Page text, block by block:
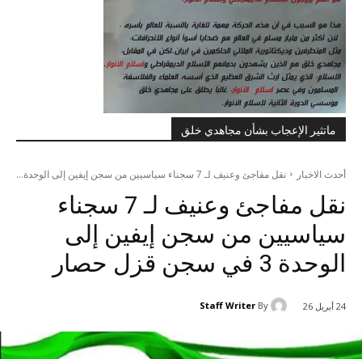
ماتثير الإعجاب بشأن مجاهدي خلق
أحدث الاخبار نقل مفاجئ وعنيف لـ 7 سجناء سياسيين من سجن إيفين إلى الوحدة...
نقل مفاجئ وعنيف لـ 7 سجناء
سياسيين من سجن إيفين إلى
الوحدة 3 في سجن قزل حصار
24 أبريل 26 By
Staff Writer